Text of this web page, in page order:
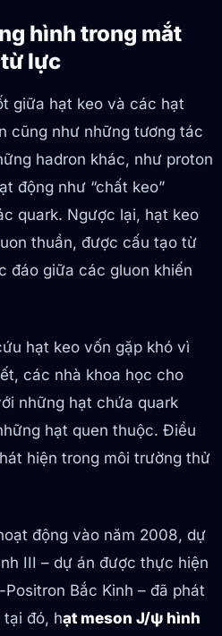
hình trong mắt
lực
giữa hạt keo và các hạt
cũng như những tương tác
hadron khác, như proton
động như “chất keo”
quark. Ngược lại, hạt keo
thuần, được cấu tạo từ
đáo giữa các gluon khiến
hạt keo vốn gặp khó vì
các nhà khoa học cho
những hạt chứa quark
hạt quen thuộc. Điều
hiện trong môi trường thử
động vào năm 2008, dự
III – dự án được thực hiện
Bắc Kinh – đã phát
tại đó, hạt meson J/ψ hình